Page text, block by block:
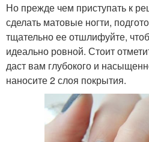
Но прежде чем приступать к
сделать матовые ногти,
тщательно ее отшлифуйте,
идеально ровной. Стоит
даст вам глубокого и
наносите 2 слоя покрытия.